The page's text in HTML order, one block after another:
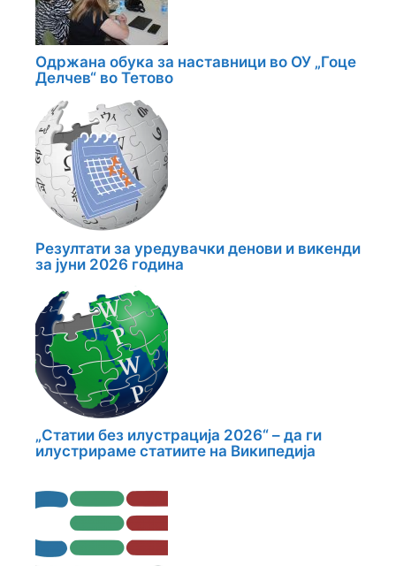
Одржана обука за наставници во ОУ „Гоце
Делчев“ во Тетово
Резултати за уредувачки денови и викенди
за јуни 2026 година
„Статии без илустрација 2026“ – да ги
илустрираме статиите на Википедија